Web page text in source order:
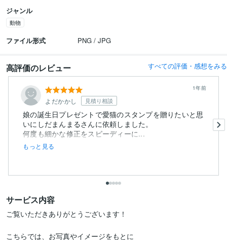
ジャンル
動物
ファイル形式 PNG / JPG
高評価のレビュー すべての評価・感想をみる
よだかかし 見積り相談
1年前
娘の誕生日プレゼントで愛猫のスタンプを贈りたいと思
いにしだまんまるさんに依頼しました。
何度も細かな修正をスピーディーに...
もっと見る
サービス内容
ご覧いただきありがとうございます！
こちらでは、お写真やイメージをもとに